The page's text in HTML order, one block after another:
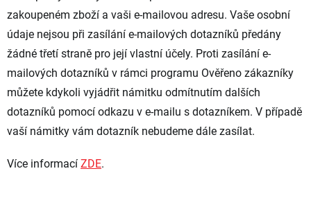
zakoupeném zboží a vaši e-mailovou adresu. Vaše osobní
údaje nejsou při zasílání e-mailových dotazníků předány
žádné třetí straně pro její vlastní účely. Proti zasílání e-
mailových dotazníků v rámci programu Ověřeno zákazníky
můžete kdykoli vyjádřit námitku odmítnutím dalších
dotazníků pomocí odkazu v e-mailu s dotazníkem. V případě
vaší námitky vám dotazník nebudeme dále zasílat.
Více informací ZDE.